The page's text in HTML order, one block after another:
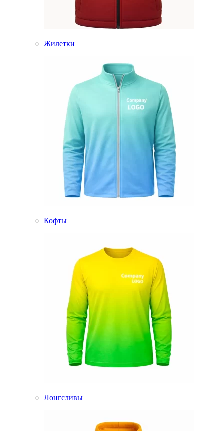
Жилетки
Кофты
Лонгсливы